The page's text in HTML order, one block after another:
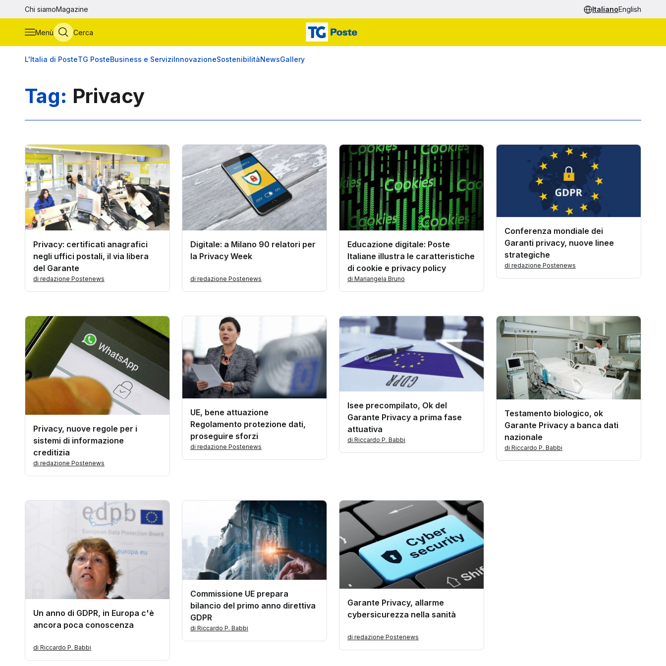
Vai al contenuto principale
Chi siamoMagazine ItalianoEnglish
Menù Cerca
L'Italia di PosteTG PosteBusiness e ServiziInnovazioneSostenibilitàNewsGallery
Tag: Privacy
Privacy: certificati anagrafici
negli uffici postali, il via libera
del Garante
di redazione Postenews
Digitale: a Milano 90 relatori per
la Privacy Week
di redazione Postenews
Educazione digitale: Poste
Italiane illustra le caratteristiche
di cookie e privacy policy
di Mariangela Bruno
Conferenza mondiale dei
Garanti privacy, nuove linee
strategiche
di redazione Postenews
Privacy, nuove regole per i
sistemi di informazione
creditizia
di redazione Postenews
UE, bene attuazione
Regolamento protezione dati,
proseguire sforzi
di redazione Postenews
Isee precompilato, Ok del
Garante Privacy a prima fase
attuativa
di Riccardo P. Babbi
Testamento biologico, ok
Garante Privacy a banca dati
nazionale
di Riccardo P. Babbi
Un anno di GDPR, in Europa c'è
ancora poca conoscenza
di Riccardo P. Babbi
Commissione UE prepara
bilancio del primo anno direttiva
GDPR
di Riccardo P. Babbi
Garante Privacy, allarme
cybersicurezza nella sanità
di redazione Postenews